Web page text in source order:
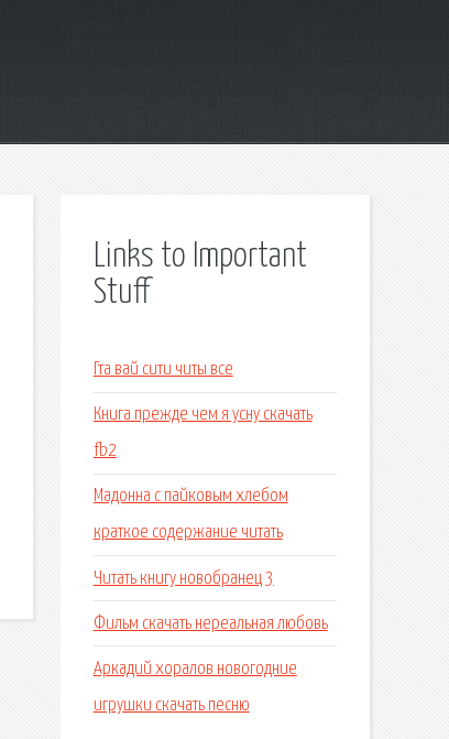
Links to Important
Stuff
Гта вай сити читы все
Книга прежде чем я усну скачать
fb2
Мадонна с пайковым хлебом
краткое содержание читать
Читать книгу новобранец 3
Фильм скачать нереальная любовь
Аркадий хоралов новогодние
игрушки скачать песню